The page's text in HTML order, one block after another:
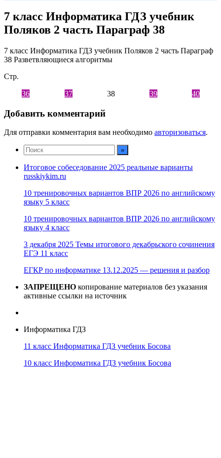
7 класс Информатика ГДЗ учебник
Поляков 2 часть Параграф 38
7 класс Информатика ГДЗ учебник Поляков 2 часть Параграф
38 Разветвляющиеся алгоритмы
Стр.
36 37 38 39 40
Добавить комментарий
Для отправки комментария вам необходимо авторизоваться.
Итоговое собеседование 2025 реальные варианты
russkiykim.ru
10 тренировочных вариантов ВПР 2026 по английскому
языку 5 класс
10 тренировочных вариантов ВПР 2026 по английскому
языку 4 класс
3 декабря 2025 Темы итогового декабрьского сочинения
ЕГЭ 11 класс
ЕГКР по информатике 13.12.2025 — решения и разбор
ЗАПРЕЩЕНО копирование материалов без указания
активные ссылки на источник
Информатика ГДЗ
11 класс Информатика ГДЗ учебник Босова
10 класс Информатика ГДЗ учебник Босова